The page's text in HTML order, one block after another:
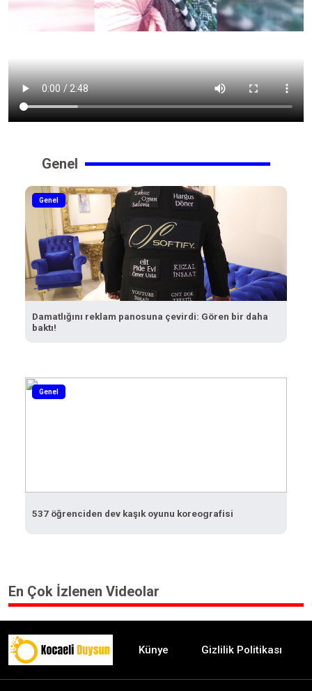
Genel
Genel
Damatlığını reklam panosuna çevirdi: Gören bir daha
baktı!
Genel
537 öğrenciden dev kaşık oyunu koreografisi
En Çok İzlenen Videolar
Künye Gizlilik Politikası